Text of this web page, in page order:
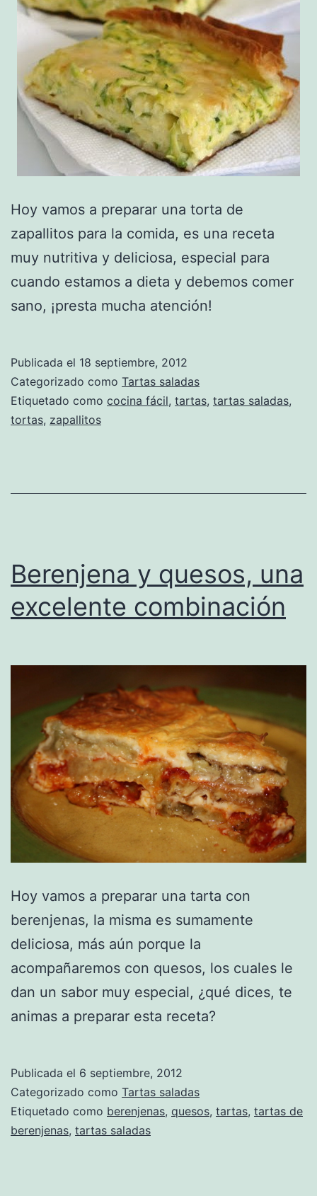
Hoy vamos a preparar una torta de
zapallitos para la comida, es una receta
muy nutritiva y deliciosa, especial para
cuando estamos a dieta y debemos comer
sano, ¡presta mucha atención!
Publicada el 18 septiembre, 2012
Categorizado como Tartas saladas
Etiquetado como cocina fácil, tartas, tartas saladas,
tortas, zapallitos
Berenjena y quesos, una
excelente combinación
Hoy vamos a preparar una tarta con
berenjenas, la misma es sumamente
deliciosa, más aún porque la
acompañaremos con quesos, los cuales le
dan un sabor muy especial, ¿qué dices, te
animas a preparar esta receta?
Publicada el 6 septiembre, 2012
Categorizado como Tartas saladas
Etiquetado como berenjenas, quesos, tartas, tartas de
berenjenas, tartas saladas